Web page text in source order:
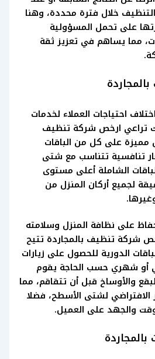
خلال فترة محددة، وهنا
على تحمل المسؤولية
مما يساهم في تعزيز ثقة
احتياجات العملاء لخدمات
تراعي ارخص شركة تنظيف
مميزة على كل من الباقات
تنافسية تتناسب مع شتى
الشاملة أعلى مستوى
لجميع أركان المنزل من
على نظافة المنزل وسلامته
شركة تنظيف بالمجاردة تتيح
الدورية للحصول على زيارات
أو شهري حسب الحاجة يقوم
والأوساخ قبل أن تتقاقم، مما
لشتى الأسطح، فضلا
والجهد على العميل.